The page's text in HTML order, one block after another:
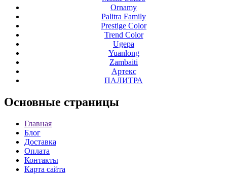
Ornamy
Palitra Family
Prestige Color
Trend Color
Ugepa
Yuanlong
Zambaiti
Артекс
ПАЛИТРА
Основные страницы
Главная
Блог
Доставка
Оплата
Контакты
Карта сайта